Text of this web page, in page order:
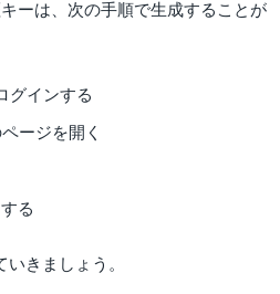
ーは、次の手順で生成することが
グインする
ージを開く
る
きましょう。